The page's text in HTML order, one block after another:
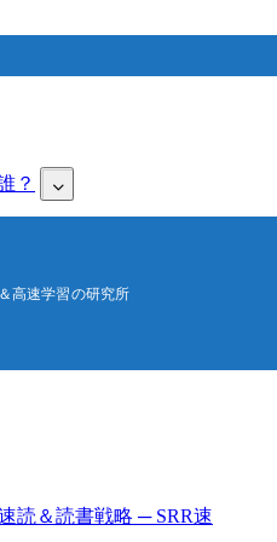
？
高速学習の研究所